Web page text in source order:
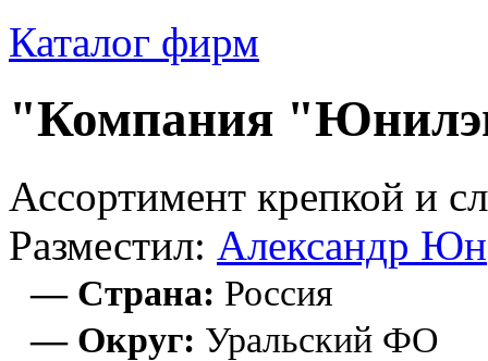
Каталог фирм
"Компания
Ассортимент крепкой и
Разместил: Александр Юн
— Страна: Россия
— Округ: Уральский ФО